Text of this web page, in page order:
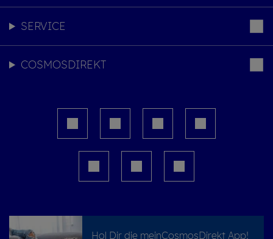
SERVICE
COSMOSDIREKT
Hol Dir die meinCosmosDirekt App!